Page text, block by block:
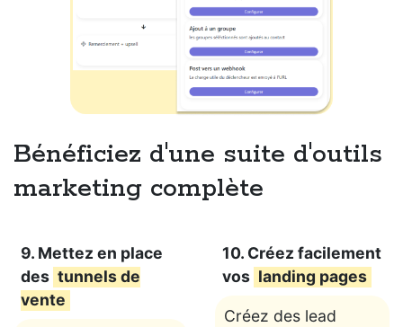
Bénéficiez d'une suite d'outils
marketing complète
9. Mettez en place
des tunnels de
vente
10. Créez facilement
vos landing pages
Créez des lead